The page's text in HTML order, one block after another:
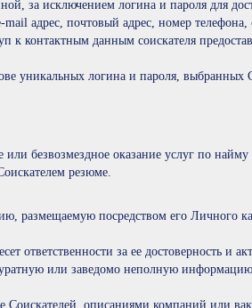
за исключением логина и пароля для
адрес, почтовый адрес, номер телефона,
к контактным данным соискателя
уникальных логина и пароля, выбранных
безвозмездное оказание услуг по найму
резюме.
размещаемую посредством его Личного
ответственности за ее достоверность и
или заведомо неполную
Соискателей, описаниями компаний или